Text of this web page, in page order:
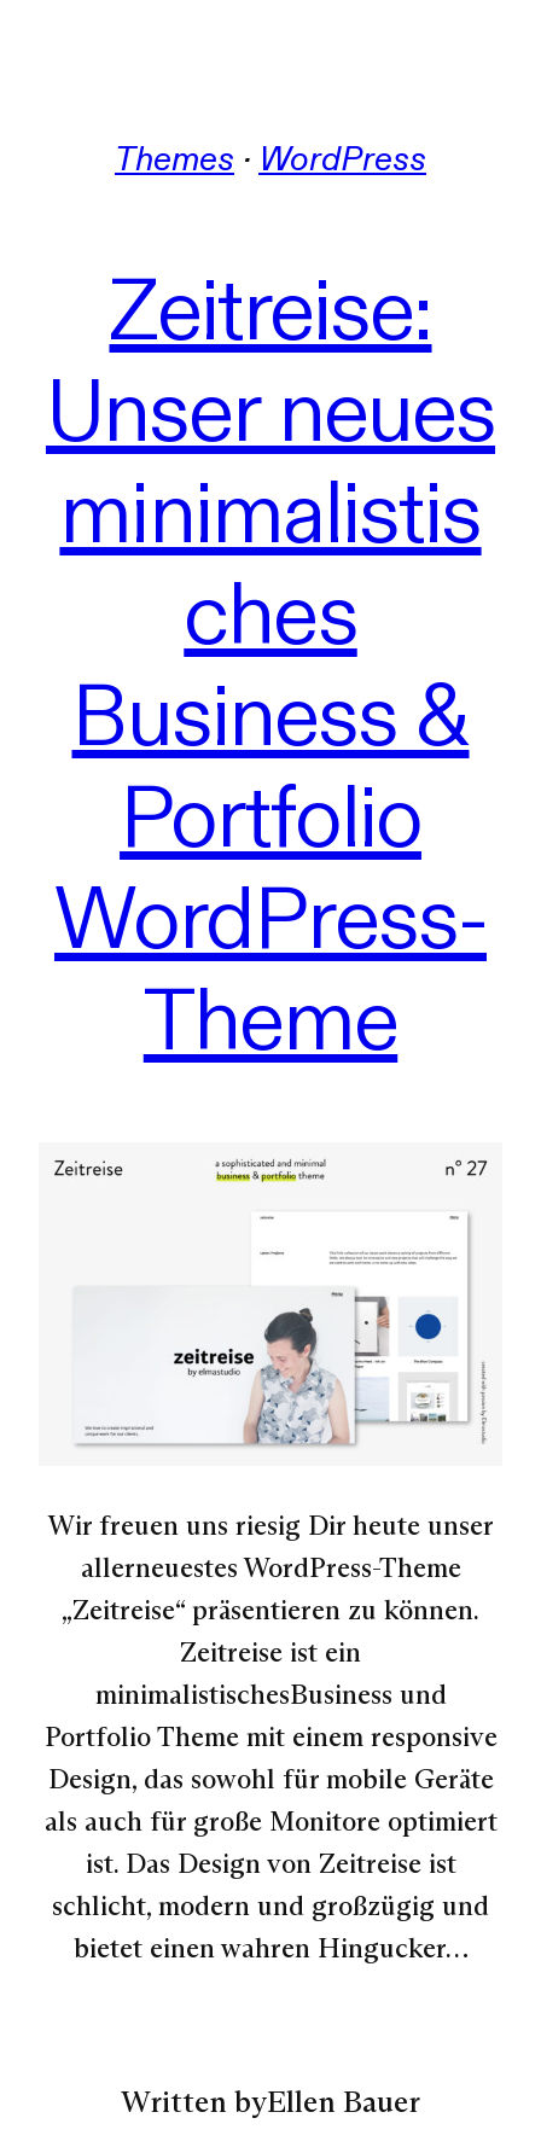
Themes · WordPress
Zeitreise:
Unser neues
minimalistis
ches
Business &
Portfolio
WordPress-
Theme
Wir freuen uns riesig Dir heute unser
allerneuestes WordPress-Theme
„Zeitreise“ präsentieren zu können.
Zeitreise ist ein
minimalistischesBusiness und
Portfolio Theme mit einem responsive
Design, das sowohl für mobile Geräte
als auch für große Monitore optimiert
ist. Das Design von Zeitreise ist
schlicht, modern und großzügig und
bietet einen wahren Hingucker…
Written byEllen Bauer